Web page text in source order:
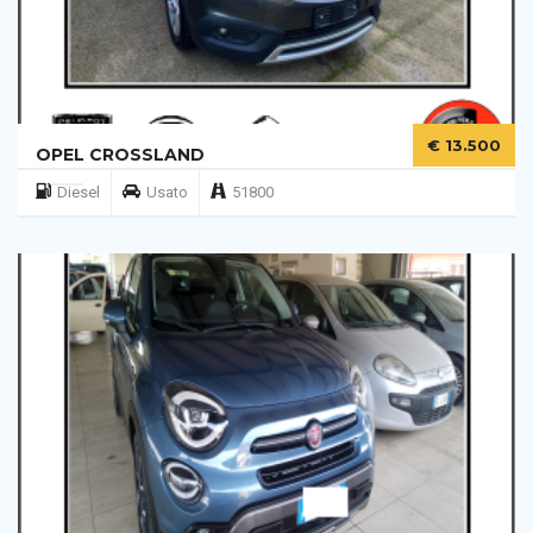
OPEL CROSSLAND € 13.500
Diesel Usato 51800